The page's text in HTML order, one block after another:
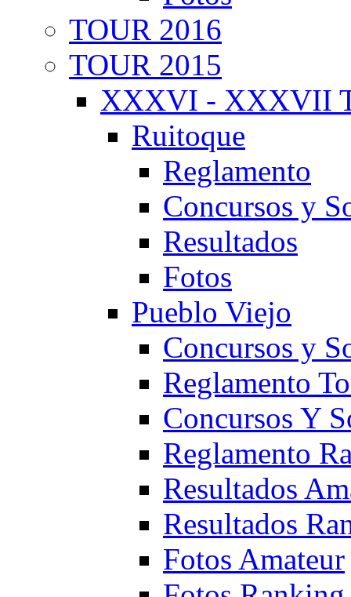
TOUR 2016
TOUR 2015
XXXVI - XXXVII
Ruitoque
Reglamento
Concursos y
Resultados
Fotos
Pueblo Viejo
Concursos y
Reglamento
Concursos Y
Reglamento
Resultados
Resultados
Fotos Amateur